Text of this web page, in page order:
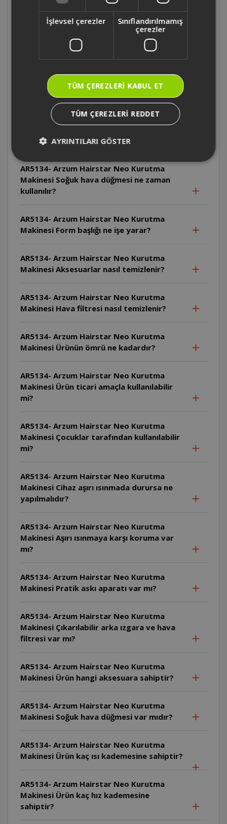
AR5134- Arzum Hairstar Neo Kurutma
Makinesi Cihaz pratik askı halkası ile nasıl
Makinesi Cihazın kablosu nasıl
saklanmalıdır?
AR5134- Arzum Hairstar Neo Kurutma
ısı ayarında kullanılabilir?
AR5134- Arzum Hairstar Neo Kurutma
Makinesi Soğuk hava düğmesi ne zaman
kullanılır?
AR5134- Arzum Hairstar Neo Kurutma
Makinesi Form başlığı ne işe yarar?
AR5134- Arzum Hairstar Neo Kurutma
Makinesi Aksesuarlar nasıl temizlenir?
AR5134- Arzum Hairstar Neo Kurutma
Makinesi Hava filtresi nasıl temizlenir?
AR5134- Arzum Hairstar Neo Kurutma
Makinesi Ürünün ömrü ne kadardır?
AR5134- Arzum Hairstar Neo Kurutma
Makinesi Ürün ticari amaçla kullanılabilir
mi?
AR5134- Arzum Hairstar Neo Kurutma
Makinesi Çocuklar tarafından kullanılabilir
mi?
AR5134- Arzum Hairstar Neo Kurutma
Makinesi Cihaz aşırı ısınmada durursa ne
yapılmalıdır?
AR5134- Arzum Hairstar Neo Kurutma
Makinesi Aşırı ısınmaya karşı koruma var
mı?
AR5134- Arzum Hairstar Neo Kurutma
Makinesi Pratik askı aparatı var mı?
AR5134- Arzum Hairstar Neo Kurutma
Makinesi Çıkarılabilir arka ızgara ve hava
filtresi var mı?
AR5134- Arzum Hairstar Neo Kurutma
Makinesi Ürün hangi aksesuara sahiptir?
AR5134- Arzum Hairstar Neo Kurutma
Makinesi Soğuk hava düğmesi var mıdır?
AR5134- Arzum Hairstar Neo Kurutma
Makinesi Ürün kaç ısı kademesine sahiptir?
AR5134- Arzum Hairstar Neo Kurutma
Makinesi Ürün kaç hız kademesine
sahiptir?
İşlevsel çerezler
Sınıflandırılmamış
çerezler
TÜM ÇEREZLERI KABUL ET
TÜM ÇEREZLERI REDDET
AYRINTILARI GÖSTER